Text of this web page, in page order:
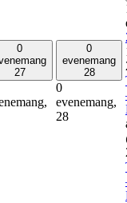
0
27
0
evenemang
28
0
evenemang,
28